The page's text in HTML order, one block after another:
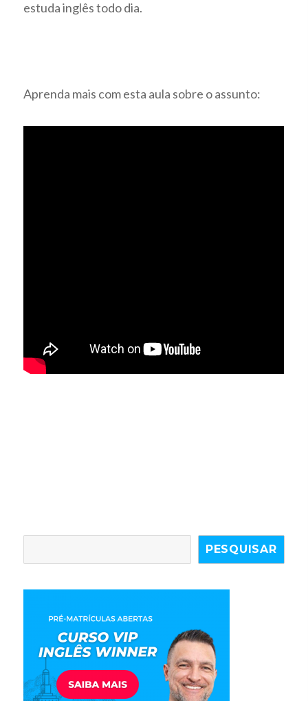
estuda inglês todo dia.
Aprenda mais com esta aula sobre o assunto:
PESQUISAR